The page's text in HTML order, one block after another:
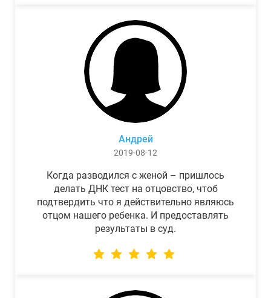
Андрей
2019-08-12
Когда разводился с женой – пришлось
делать ДНК тест на отцовство, чтоб
подтвердить что я действительно являюсь
отцом нашего ребенка. И предоставлять
результаты в суд.